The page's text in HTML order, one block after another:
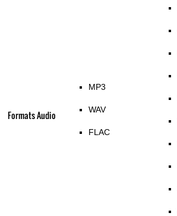
Formats Audio
MP3
WAV
FLAC